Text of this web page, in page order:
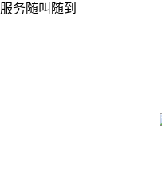
服务随叫随到